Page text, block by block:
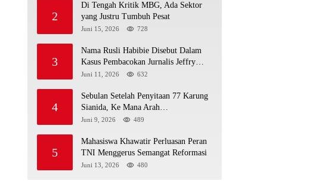
2
Di Tengah Kritik MBG, Ada Sektor
yang Justru Tumbuh Pesat
Juni 15, 2026 728
3
Nama Rusli Habibie Disebut Dalam
Kasus Pembacokan Jurnalis Jeffry
Rumampuk
Juni 11, 2026 632
4
Sebulan Setelah Penyitaan 77 Karung
Sianida, Ke Mana Arah
Penyidikannya?
Juni 9, 2026 489
5
Mahasiswa Khawatir Perluasan Peran
TNI Menggerus Semangat Reformasi
Juni 13, 2026 480